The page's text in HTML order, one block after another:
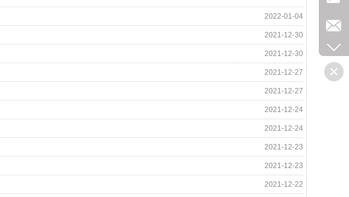
2022-01-04
2021-12-30
2021-12-30
2021-12-27
2021-12-27
2021-12-24
2021-12-24
2021-12-23
2021-12-23
2021-12-22